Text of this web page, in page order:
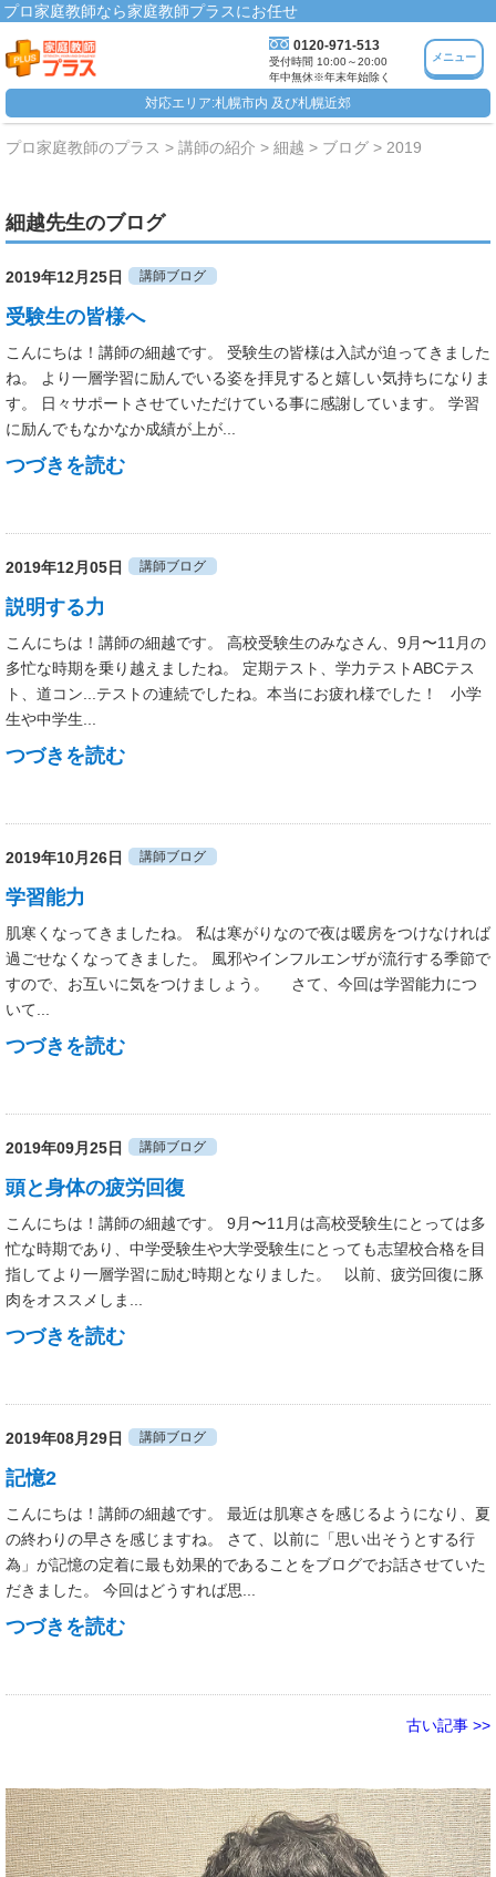
プロ家庭教師なら家庭教師プラスにお任せ
0120-971-513
受付時間 10:00～20:00
年中無休※年末年始除く
メニュー
対応エリア:札幌市内 及び札幌近郊
プロ家庭教師のプラス 講師の紹介 細越 ブログ 2019
細越先生のブログ
2019年12月25日 講師ブログ
受験生の皆様へ
こんにちは！講師の細越です。 受験生の皆様は入試が迫ってきました
ね。 より一層学習に励んでいる姿を拝見すると嬉しい気持ちになりま
す。 日々サポートさせていただけている事に感謝しています。 学習
に励んでもなかなか成績が上が...
つづきを読む
2019年12月05日 講師ブログ
説明する力
こんにちは！講師の細越です。 高校受験生のみなさん、9月〜11月の
多忙な時期を乗り越えましたね。 定期テスト、学力テストABCテス
ト、道コン...テストの連続でしたね。本当にお疲れ様でした！ 小学
生や中学生...
つづきを読む
2019年10月26日 講師ブログ
学習能力
肌寒くなってきましたね。 私は寒がりなので夜は暖房をつけなければ
過ごせなくなってきました。 風邪やインフルエンザが流行する季節で
すので、お互いに気をつけましょう。 さて、今回は学習能力につ
いて...
つづきを読む
2019年09月25日 講師ブログ
頭と身体の疲労回復
こんにちは！講師の細越です。 9月〜11月は高校受験生にとっては多
忙な時期であり、中学受験生や大学受験生にとっても志望校合格を目
指してより一層学習に励む時期となりました。 以前、疲労回復に豚
肉をオススメしま...
つづきを読む
2019年08月29日 講師ブログ
記憶2
こんにちは！講師の細越です。 最近は肌寒さを感じるようになり、夏
の終わりの早さを感じますね。 さて、以前に「思い出そうとする行
為」が記憶の定着に最も効果的であることをブログでお話させていた
だきました。 今回はどうすれば思...
つづきを読む
古い記事 >>